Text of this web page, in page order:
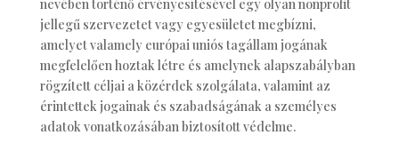
nevében történő érvényesítésével egy olyan nonprofit
jellegű szervezetet vagy egyesületet megbízni,
amelyet valamely európai uniós tagállam jogának
megfelelően hoztak létre és amelynek alapszabályban
rögzített céljai a közérdek szolgálata, valamint az
érintettek jogainak és szabadságának a személyes
adatok vonatkozásában biztosított védelme.